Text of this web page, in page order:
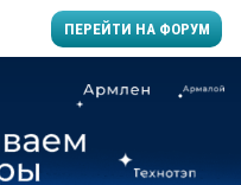
ПЕРЕЙТИ НА ФОРУМ
ближайшее
Подмосковье, Москва